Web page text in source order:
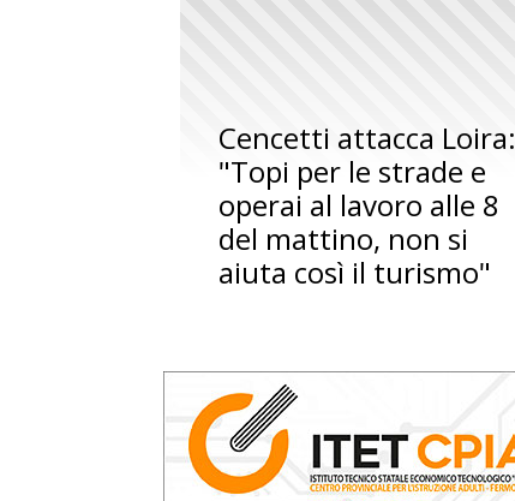
Cencetti attacca Loira:
"Topi per le strade e
operai al lavoro alle 8
del mattino, non si
aiuta così il turismo"